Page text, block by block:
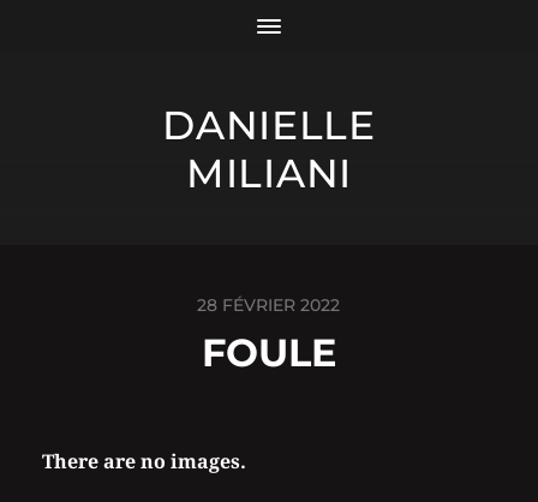
DANIELLE
MILIANI
28 FÉVRIER 2022
FOULE
There are no images.